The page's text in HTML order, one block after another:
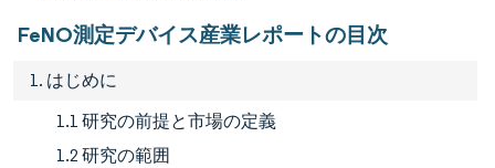
FeNO測定デバイス産業レポートの目次
1. はじめに
1.1 研究の前提と市場の定義
1.2 研究の範囲